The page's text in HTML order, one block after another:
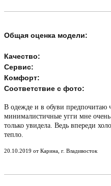
Общая оценка модели:
Качество:
Сервис:
Комфорт:
Соответствие с фото:
В одежде и в обуви предпочитаю
минималистичные угги мне очень
только увидела. Ведь впереди
тепло.
20.10.2019 от Карина, г. Владивосток